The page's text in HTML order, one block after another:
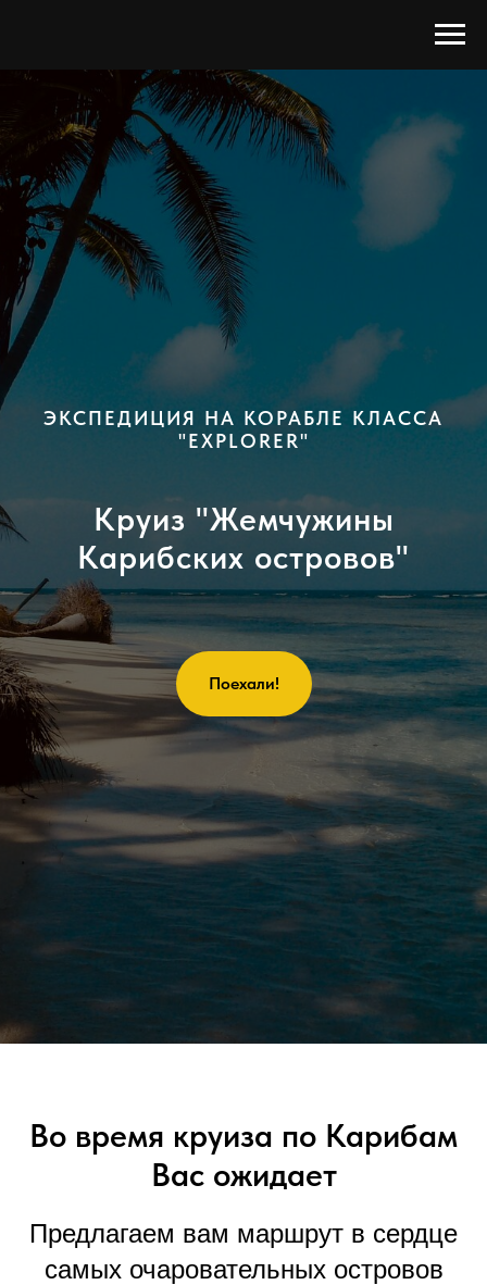
ЭКСПЕДИЦИЯ НА КОРАБЛЕ КЛАССА
"EXPLORER"
Круиз "Жемчужины
Карибских островов"
Поехали!
Во время круиза по Карибам
Вас ожидает
Предлагаем вам маршрут в сердце
самых очаровательных островов